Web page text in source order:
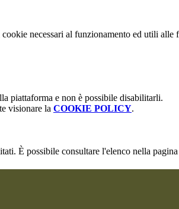
necessari al funzionamento ed utili alle
piattaforma e non è possibile disabilitarli.
visionare la COOKIE POLICY.
È possibile consultare l'elenco nella